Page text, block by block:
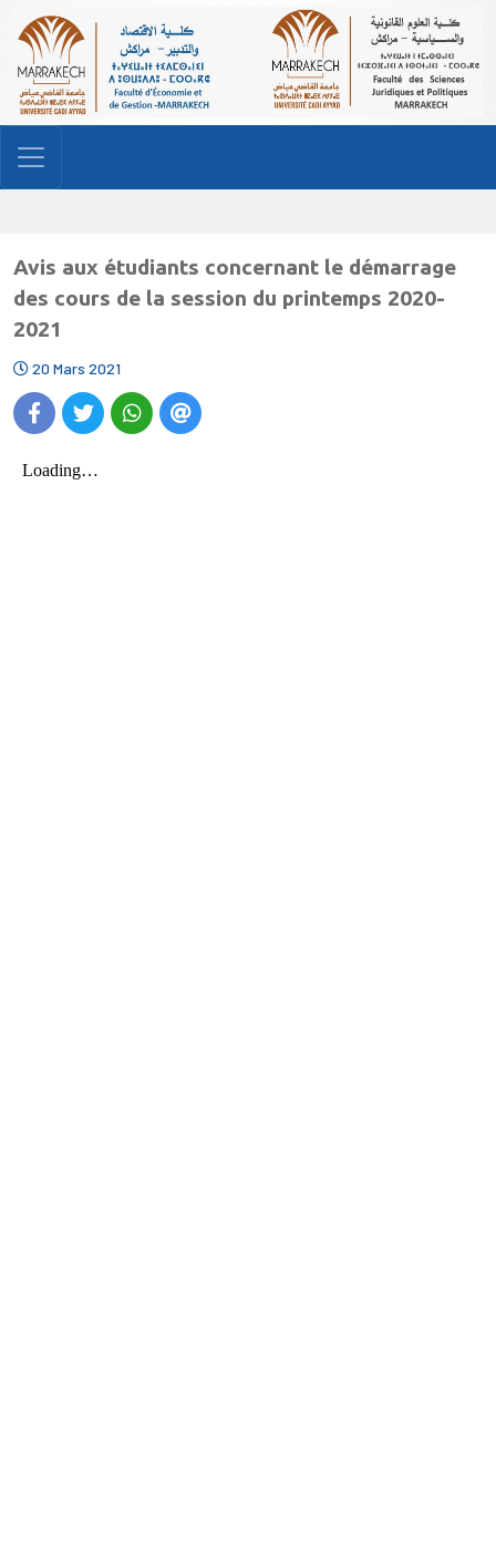
Avis aux étudiants concernant le démarrage
des cours de la session du printemps 2020-
2021
20 Mars 2021